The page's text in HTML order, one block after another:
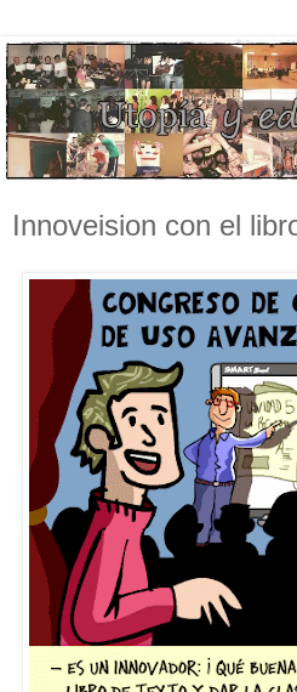
Innoveision con el